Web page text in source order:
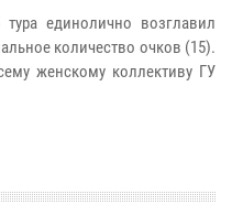
единолично возглавил
количество очков (15).
женскому коллективу ГУ